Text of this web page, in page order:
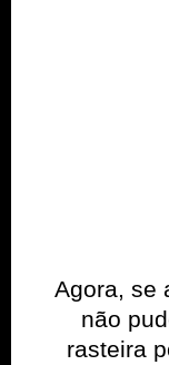
Agora, se
não
rasteira